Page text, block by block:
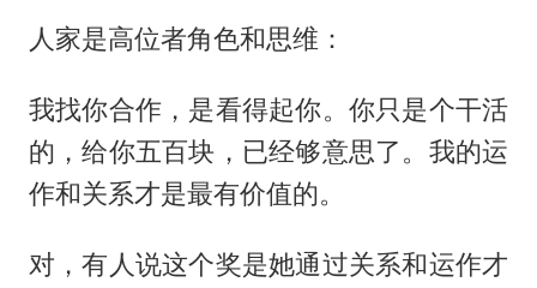
人家是高位者角色和思维：
我找你合作，是看得起你。你只是个干活
的，给你五百块，已经够意思了。我的运
作和关系才是最有价值的。
对，有人说这个奖是她通过关系和运作才